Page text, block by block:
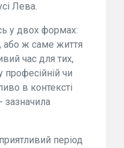
Лева️.
у двох формах:
або ж саме життя
час для тих,
професійній чи
в контексті
зазначила
період